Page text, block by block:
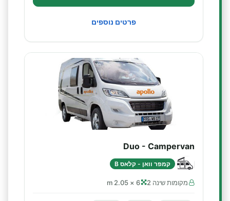
פרטים נוספים
Duo - Campervan
קמפר וואן - קלאס B
מקומות שינה 2 6 × 2.05 m